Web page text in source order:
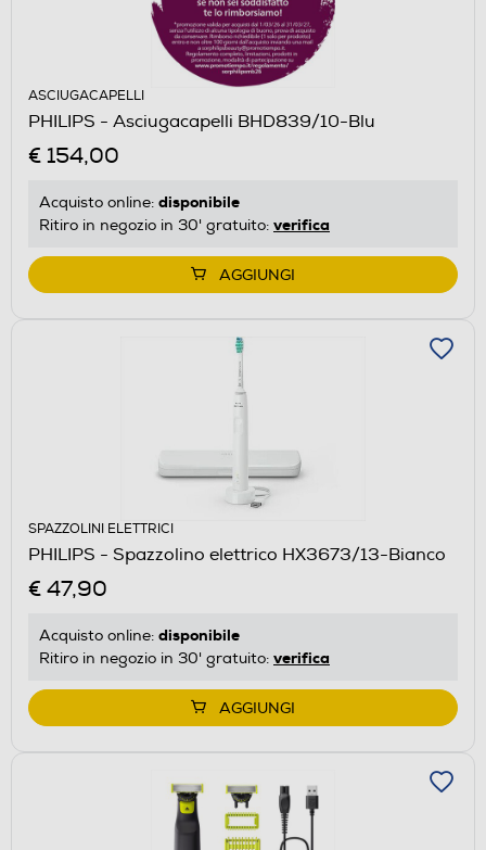
ASCIUGACAPELLI
PHILIPS - Asciugacapelli BHD839/10-Blu
€ 154,00
Acquisto online: disponibile
Ritiro in negozio in 30' gratuito: verifica
AGGIUNGI
SPAZZOLINI ELETTRICI
PHILIPS - Spazzolino elettrico HX3673/13-Bianco
€ 47,90
Acquisto online: disponibile
Ritiro in negozio in 30' gratuito: verifica
AGGIUNGI